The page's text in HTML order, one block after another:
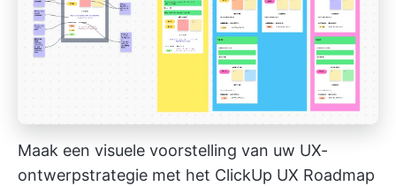
Maak een visuele voorstelling van uw UX-
ontwerpstrategie met het ClickUp UX Roadmap